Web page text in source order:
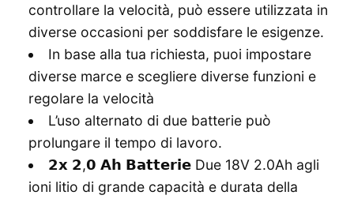
controllare la velocità, può essere utilizzata in
diverse occasioni per soddisfare le esigenze.
In base alla tua richiesta, puoi impostare
diverse marce e scegliere diverse funzioni e
regolare la velocità
L’uso alternato di due batterie può
prolungare il tempo di lavoro.
𝟮𝘅 𝟮,𝟬 𝗔𝗵 𝗕𝗮𝘁𝘁𝗲𝗿𝗶𝗲 Due 18V 2.0Ah agli
ioni litio di grande capacità e durata della